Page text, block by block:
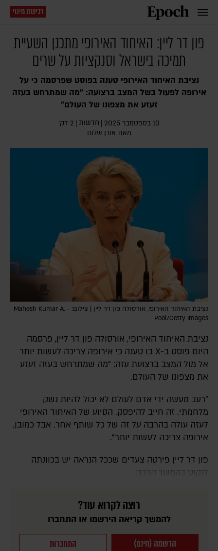
רכישת מינוי
פון דר ליין: האיחוד האירופי מתכנן השעיית
תמיכה בישראל וסנקציות על שרים
נציבת האיחוד האירופי טענה בפוסט שפרסמה כי על
אירופה לפעול בשל המצב ברצועה: "מה שמתרחש בעזה
זעזע את מצפונו של העולם"
10 בספטמבר 2025 | חדשות | 2 דק׳
מאת אורן שלום
נציבת האיחוד האירופי, אורסולה פון דר ליין | צילום: Mahesh Kumar A. -
Pool/Getty Images
נציבת האיחוד האירופי, אורסולה פון דר ליין, פרסמה
היום פוסט ב-X בו טענה כי אירופה צריכה לעשות יותר
אל מול המצב ברצועת עזה: "מה שמתרחש בעזה זעזע
את מצפונו של העולם.
"רעב מעשה ידי אדם לעולם לא יכול להיות נשק
מלחמתי. זה חייב להיפסק. הסיוע של האיחוד האירופי
לעזה עולה בהרבה על זה של כל שותף אחר. אבל כמובן,
אירופה צריכה לעשות יותר".
פון דר ליין פירטה צעדים שככל הנראה יש בכוונתה
לנקוט בהמשך הדרך:
רוצה לקרוא עוד?
להמשך קריאה הירשמו או התחברו
הרשמה (חינם) התחברות